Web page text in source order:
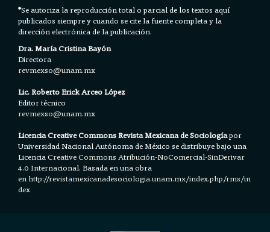
*Se autoriza la reproducción total o parcial de los textos aquí
publicados siempre y cuando se cite la fuente completa y la
dirección electrónica de la publicación.
Dra. María Cristina Bayón
Directora
revmexso@unam.mx
Lic. Roberto Erick Arceo López
Editor técnico
revmexso@unam.mx
Licencia Creative Commons Revista Mexicana de Sociologíapor
Universidad Nacional Autónoma de México se distribuye bajo una
LicenciaCreative Commons Atribución-NoComercial-SinDerivar
4.0 Internacional.Basada en una obra
en http://revistamexicanadesociologia.unam.mx/index.php/rms/in
dex